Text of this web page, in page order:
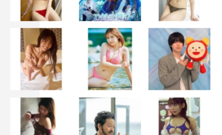
チバテレ：2024年9月26日（木）スタート
毎週木曜 午後11時～
＜配信＞
MBS放送後から「TVer」「MBS動画イズム」にて最新話
無料配信
FODにて独占見放題配信
＜キャスト＞
荒木飛羽、曽野舜太、藤本洸大